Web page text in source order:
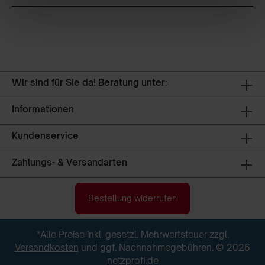
Wir sind für Sie da! Beratung unter:
Informationen
Kundenservice
Zahlungs- & Versandarten
Bestellung widerrufen
*Alle Preise inkl. gesetzl. Mehrwertsteuer zzgl.
Versandkosten und ggf. Nachnahmegebühren. © 2026
netzprofi.de